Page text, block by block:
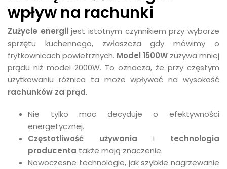
wpływ na rachunki
Zużycie energii jest istotnym czynnikiem przy wyborze
sprzętu kuchennego, zwłaszcza gdy mówimy o
frytkownicach powietrznych. Model 1500W zużywa mniej
prądu niż model 2000W. To oznacza, że przy częstym
użytkowaniu różnica ta może wpływać na wysokość
rachunków za prąd.
Nie tylko moc decyduje o efektywności
energetycznej.
Częstotliwość używania i technologia
producenta także mają znaczenie.
Nowoczesne technologie, jak szybkie nagrzewanie